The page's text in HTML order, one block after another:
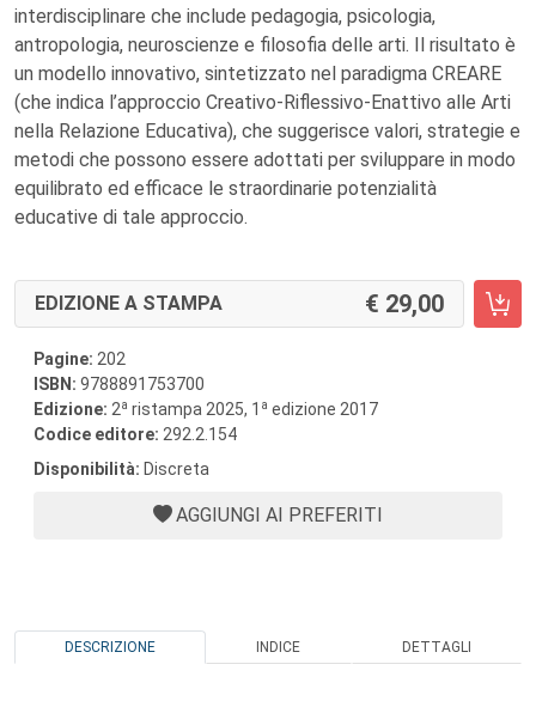
interdisciplinare che include pedagogia, psicologia,
antropologia, neuroscienze e filosofia delle arti. Il risultato è
un modello innovativo, sintetizzato nel paradigma CREARE
(che indica l’approccio Creativo-Riflessivo-Enattivo alle Arti
nella Relazione Educativa), che suggerisce valori, strategie e
metodi che possono essere adottati per sviluppare in modo
equilibrato ed efficace le straordinarie potenzialità
educative di tale approccio.
EDIZIONE A STAMPA 29,00
Pagine: 202
ISBN: 9788891753700
Edizione: 2a ristampa 2025, 1 a edizione 2017
Codice editore: 292.2.154
Disponibilità: Discreta
AGGIUNGI AI PREFERITI
DESCRIZIONE INDICE DETTAGLI